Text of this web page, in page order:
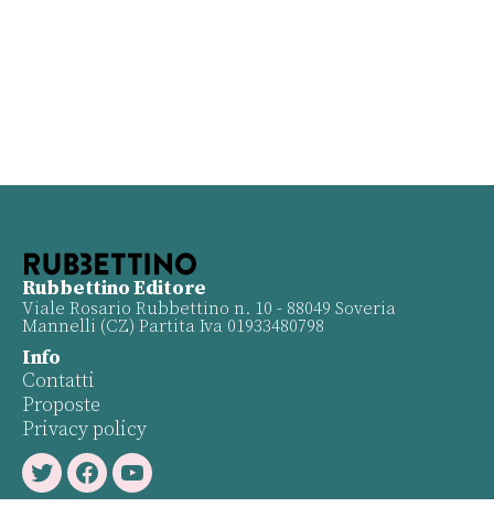
Rubbettino Editore
Viale Rosario Rubbettino n. 10 - 88049 Soveria
Mannelli (CZ) Partita Iva 01933480798
Info
Contatti
Proposte
Privacy policy
TwitterFacebookYoutube